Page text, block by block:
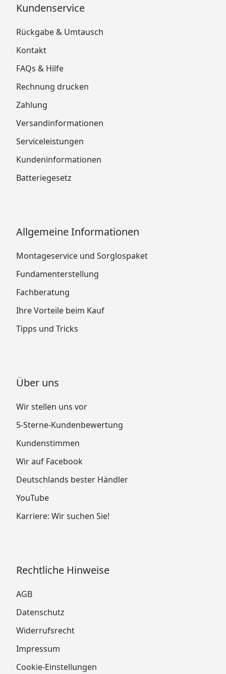
Kundenservice
Rückgabe & Umtausch
Kontakt
FAQs & Hilfe
Rechnung drucken
Zahlung
Versandinformationen
Serviceleistungen
Kundeninformationen
Batteriegesetz
Allgemeine Informationen
Montageservice und Sorglospaket
Fundamenterstellung
Fachberatung
Ihre Vorteile beim Kauf
Tipps und Tricks
Über uns
Wir stellen uns vor
5-Sterne-Kundenbewertung
Kundenstimmen
Wir auf Facebook
Deutschlands bester Händler
YouTube
Karriere: Wir suchen Sie!
Rechtliche Hinweise
AGB
Datenschutz
Widerrufsrecht
Impressum
Cookie-Einstellungen